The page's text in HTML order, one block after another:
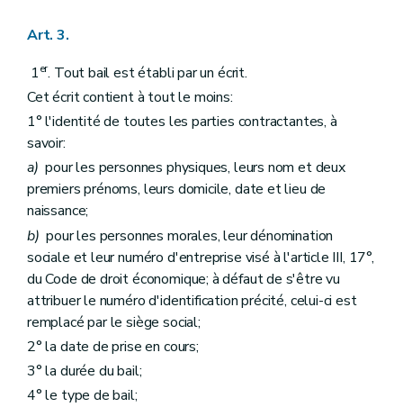
Chapitre VI
Art. 86
Art. 87
Art. 88
Chapitre VII Grille indicative des loyers
Art. 89
Chapitre VIII
Disposition modificative
Art. 90
Chapitre IX Disposition transitoire
Art. 91
Chapitre X
Disposition abrogatoire
Art. 92
Chapitre XI Habilitation du Gouvernement en vue d'une codification
Art. 93
Chapitre XII Disposition finale
Art. 94
Art. 3.
1er. Tout bail est établi par un écrit.
Cet écrit contient à tout le moins:
1° l'identité de toutes les parties contractantes, à
savoir:
a) pour les personnes physiques, leurs nom et deux
premiers prénoms, leurs domicile, date et lieu de
naissance;
b) pour les personnes morales, leur dénomination
sociale et leur numéro d'entreprise visé à l'article III, 17°,
du Code de droit économique; à défaut de s'être vu
attribuer le numéro d'identification précité, celui-ci est
remplacé par le siège social;
2° la date de prise en cours;
3° la durée du bail;
4° le type de bail;